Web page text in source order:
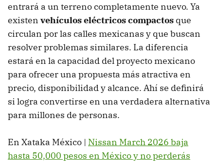
entrará a un terreno completamente nuevo. Ya
existen vehículos eléctricos compactos que
circulan por las calles mexicanas y que buscan
resolver problemas similares. La diferencia
estará en la capacidad del proyecto mexicano
para ofrecer una propuesta más atractiva en
precio, disponibilidad y alcance. Ahí se definirá
si logra convertirse en una verdadera alternativa
para millones de personas.
En Xataka México | Nissan March 2026 baja
hasta 50,000 pesos en México y no perderás